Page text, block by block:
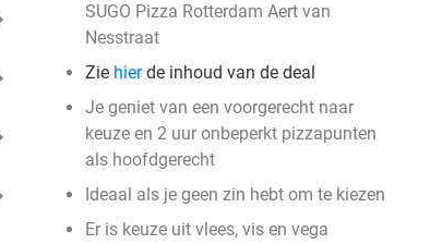
SUGO Pizza Rotterdam Aert van
Nesstraat
Zie hierde inhoud van de deal
Je geniet van een voorgerecht naar
keuze en 2 uur onbeperkt pizzapunten
als hoofdgerecht
Ideaal als je geen zin hebt om te kiezen
Er is keuze uit vlees, vis en vega